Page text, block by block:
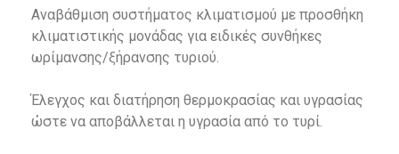
Αναβάθμιση συστήματος κλιματισμού με προσθήκη
κλιματιστικής μονάδας για ειδικές συνθήκες
ωρίμανσης/ξήρανσης τυριού.
Έλεγχος και διατήρηση θερμοκρασίας και υγρασίας
ώστε να αποβάλλεται η υγρασία από το τυρί.